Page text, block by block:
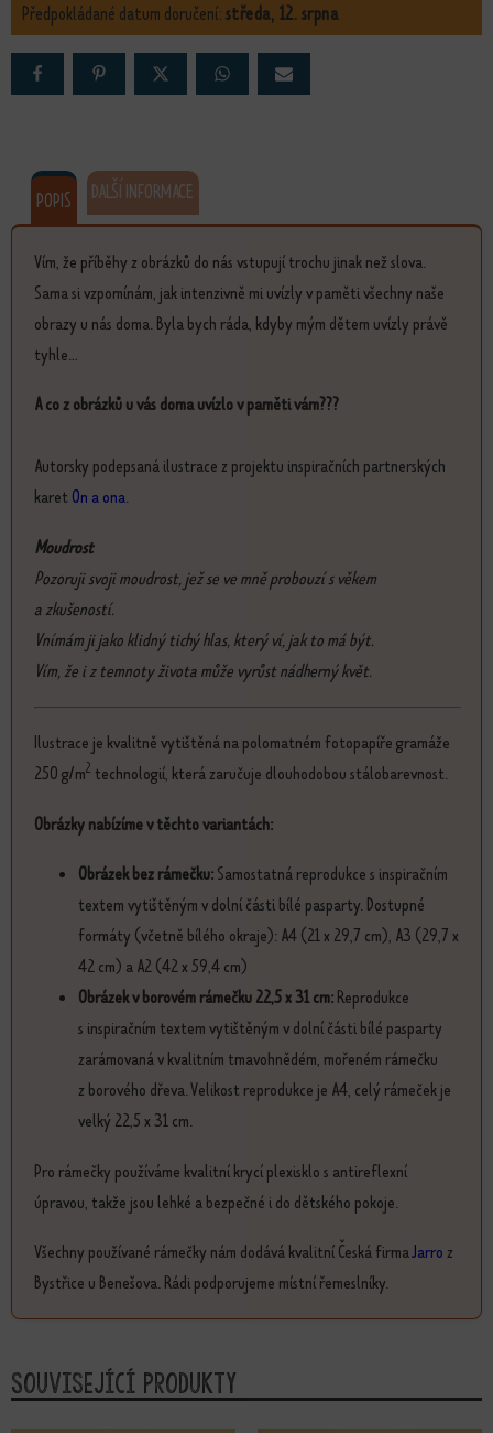
Předpokládané datum doručení:středa, 12. srpna
POPIS DALŠÍ INFORMACE
Vím, že příběhy z obrázků do nás vstupují trochu jinak než slova.
Sama si vzpomínám, jak intenzivně mi uvízly v paměti všechny naše
obrazy u nás doma. Byla bych ráda, kdyby mým dětem uvízly právě
tyhle...
A co z obrázků u vás doma uvízlo v paměti vám???
Autorsky podepsaná ilustrace z projektu inspiračních partnerských
karet On a ona.
Moudrost
Pozoruji svoji moudrost, jež se ve mně probouzí s věkem
a zkušeností.
Vnímám ji jako klidný tichý hlas, který ví, jak to má být.
Vím, že i z temnoty života může vyrůst nádherný květ.
Ilustrace je kvalitně vytištěná na polomatném fotopapíře gramáže
250 g/m2 technologií, která zaručuje dlouhodobou stálobarevnost.
Obrázky nabízíme v těchto variantách:
Obrázek bez rámečku:Samostatná reprodukce s inspiračním
textem vytištěným v dolní části bílé pasparty. Dostupné
formáty (včetně bílého okraje): A4 (21 x 29,7 cm), A3 (29,7 x
42 cm) a A2 (42 x 59,4 cm)
Obrázek v borovém rámečku 22,5 x 31 cm:Reprodukce
s inspiračním textem vytištěným v dolní části bílé pasparty
zarámovaná v kvalitním tmavohnědém, mořeném rámečku
z borového dřeva. Velikost reprodukce je A4, celý rámeček je
velký 22,5 x 31 cm.
Pro rámečky používáme kvalitní krycí plexisklo s antireflexní
úpravou, takže jsou lehké a bezpečné i do dětského pokoje.
Všechny používané rámečky nám dodává kvalitní Česká firmaJarroz
Bystřice u Benešova. Rádi podporujeme místní řemeslníky.
Související produkty